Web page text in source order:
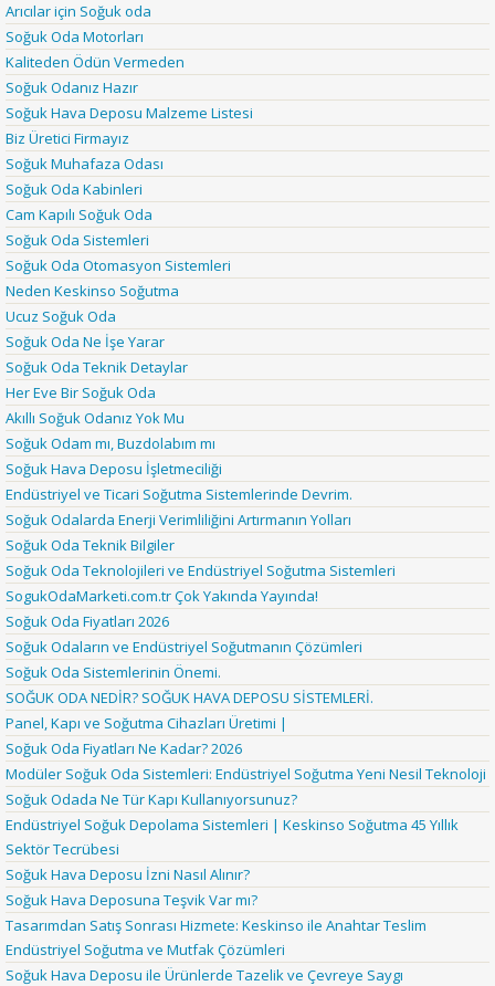
Arıcılar için Soğuk oda
Soğuk Oda Motorları
Kaliteden Ödün Vermeden
Soğuk Odanız Hazır
Soğuk Hava Deposu Malzeme Listesi
Biz Üretici Firmayız
Soğuk Muhafaza Odası
Soğuk Oda Kabinleri
Cam Kapılı Soğuk Oda
Soğuk Oda Sistemleri
Soğuk Oda Otomasyon Sistemleri
Neden Keskinso Soğutma
Ucuz Soğuk Oda
Soğuk Oda Ne İşe Yarar
Soğuk Oda Teknik Detaylar
Her Eve Bir Soğuk Oda
Akıllı Soğuk Odanız Yok Mu
Soğuk Odam mı, Buzdolabım mı
Soğuk Hava Deposu İşletmeciliği
Endüstriyel ve Ticari Soğutma Sistemlerinde Devrim.
Soğuk Odalarda Enerji Verimliliğini Artırmanın Yolları
Soğuk Oda Teknik Bilgiler
Soğuk Oda Teknolojileri ve Endüstriyel Soğutma Sistemleri
SogukOdaMarketi.com.tr Çok Yakında Yayında!
Soğuk Oda Fiyatları 2026
Soğuk Odaların ve Endüstriyel Soğutmanın Çözümleri
Soğuk Oda Sistemlerinin Önemi.
SOĞUK ODA NEDİR? SOĞUK HAVA DEPOSU SİSTEMLERİ.
Panel, Kapı ve Soğutma Cihazları Üretimi |
Soğuk Oda Fiyatları Ne Kadar? 2026
Modüler Soğuk Oda Sistemleri: Endüstriyel Soğutma Yeni Nesil Teknoloji
Soğuk Odada Ne Tür Kapı Kullanıyorsunuz?
Endüstriyel Soğuk Depolama Sistemleri | Keskinso Soğutma 45 Yıllık
Sektör Tecrübesi
Soğuk Hava Deposu İzni Nasıl Alınır?
Soğuk Hava Deposuna Teşvik Var mı?
Tasarımdan Satış Sonrası Hizmete: Keskinso ile Anahtar Teslim
Endüstriyel Soğutma ve Mutfak Çözümleri
Soğuk Hava Deposu ile Ürünlerde Tazelik ve Çevreye Saygı